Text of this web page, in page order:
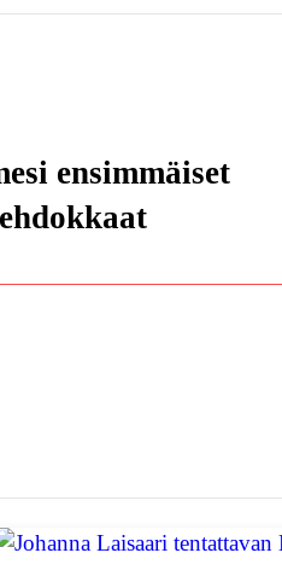
ensimmäiset